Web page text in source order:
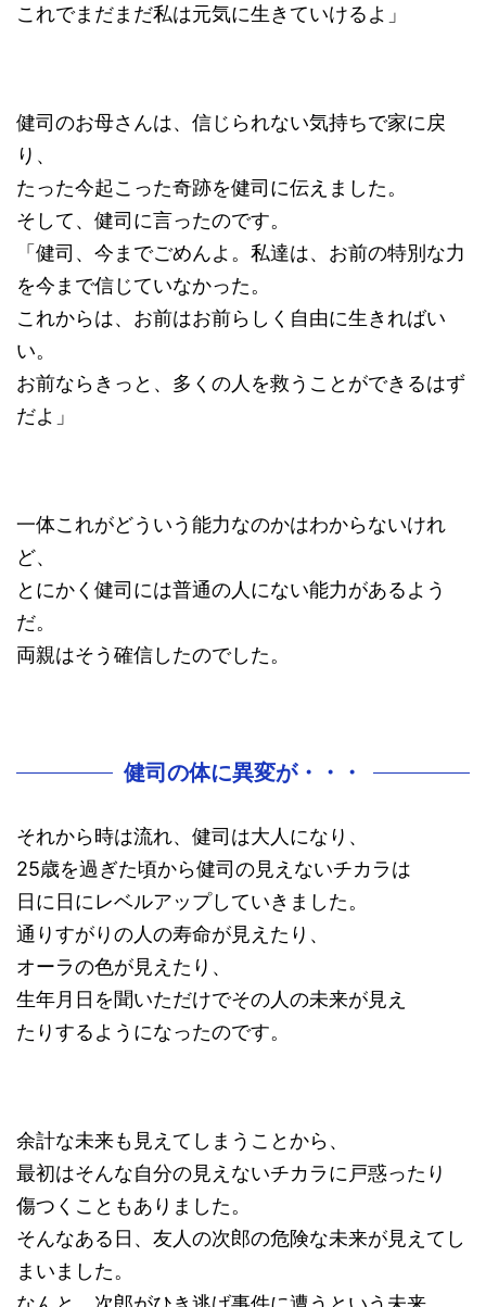
これでまだまだ私は元気に生きていけるよ」
健司のお母さんは、信じられない気持ちで家に戻
り、
たった今起こった奇跡を健司に伝えました。
そして、健司に言ったのです。
「健司、今までごめんよ。私達は、お前の特別な力
を今まで信じていなかった。
これからは、お前はお前らしく自由に生きればい
い。
お前ならきっと、多くの人を救うことができるはず
だよ」
一体これがどういう能力なのかはわからないけれ
ど、
とにかく健司には普通の人にない能力があるよう
だ。
両親はそう確信したのでした。
健司の体に異変が・・・
それから時は流れ、健司は大人になり、
25歳を過ぎた頃から健司の見えないチカラは
日に日にレベルアップしていきました。
通りすがりの人の寿命が見えたり、
オーラの色が見えたり、
生年月日を聞いただけでその人の未来が見え
たりするようになったのです。
余計な未来も見えてしまうことから、
最初はそんな自分の見えないチカラに戸惑ったり
傷つくこともありました。
そんなある日、友人の次郎の危険な未来が見えてし
まいました。